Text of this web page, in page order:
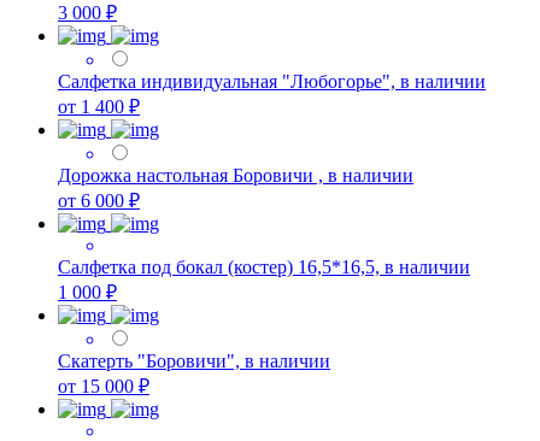
3 000 ₽
Салфетка индивидуальная "Любогорье", в наличии
от 1 400 ₽
Дорожка настольная Боровичи , в наличии
от 6 000 ₽
Салфетка под бокал (костер) 16,5*16,5, в наличии
1 000 ₽
Скатерть "Боровичи", в наличии
от 15 000 ₽